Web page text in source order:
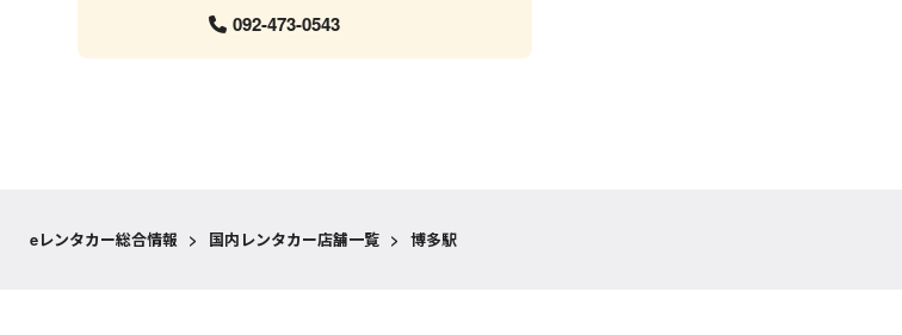
092-473-0543
eレンタカー総合情報 > 国内レンタカー店舗一覧 > 博多駅